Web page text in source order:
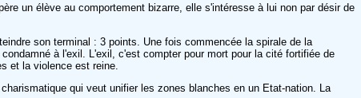
un élève au comportement bizarre, elle s'intéresse à lui non par désir de
son terminal : 3 points. Une fois commencée la spirale de la
à l'exil. L'exil, c'est compter pour mort pour la cité fortifiée de
et la violence est reine.
qui veut unifier les zones blanches en un Etat-nation. La